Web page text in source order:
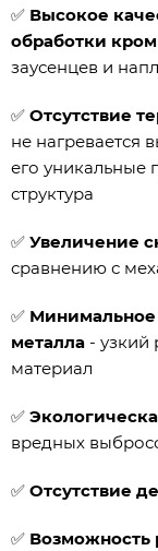
✅ Высокое
обработки
заусенцев и
✅ Отсутствие
не нагревается
его уникальные
структура
✅ Увеличение
сравнению с
✅ Минимальное
металла - узкий
материал
✅
вредных
✅ Отсутствие
✅